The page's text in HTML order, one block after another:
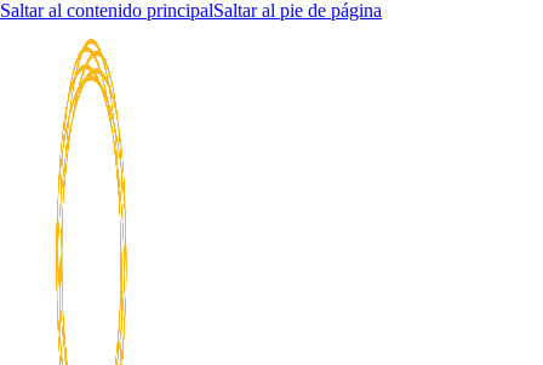
Saltar al contenido principalSaltar al pie de página